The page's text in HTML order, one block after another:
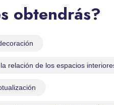
obtendrás?
relación de los espacios